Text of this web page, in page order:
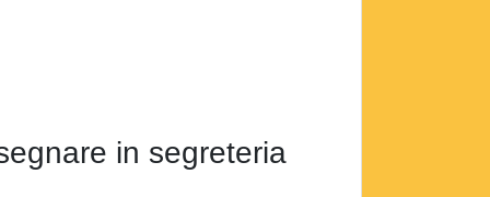
in segreteria